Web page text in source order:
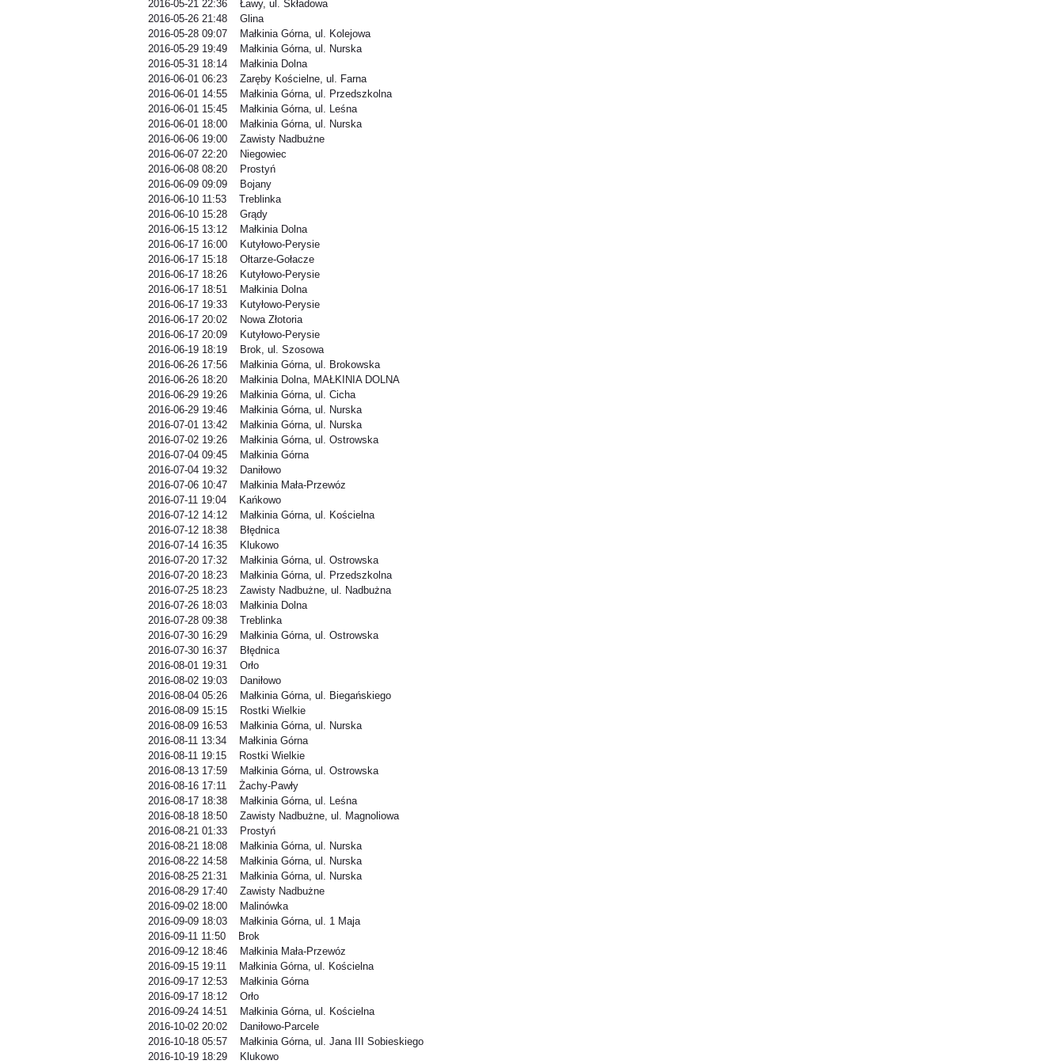
2016-05-21 22:36 Ławy, ul. Składowa
2016-05-26 21:48 Glina
2016-05-28 09:07 Małkinia Górna, ul. Kolejowa
2016-05-29 19:49 Małkinia Górna, ul. Nurska
2016-05-31 18:14 Małkinia Dolna
2016-06-01 06:23 Zaręby Kościelne, ul. Farna
2016-06-01 14:55 Małkinia Górna, ul. Przedszkolna
2016-06-01 15:45 Małkinia Górna, ul. Leśna
2016-06-01 18:00 Małkinia Górna, ul. Nurska
2016-06-06 19:00 Zawisty Nadbużne
2016-06-07 22:20 Niegowiec
2016-06-08 08:20 Prostyń
2016-06-09 09:09 Bojany
2016-06-10 11:53 Treblinka
2016-06-10 15:28 Grądy
2016-06-15 13:12 Małkinia Dolna
2016-06-17 16:00 Kutyłowo-Perysie
2016-06-17 15:18 Ołtarze-Gołacze
2016-06-17 18:26 Kutyłowo-Perysie
2016-06-17 18:51 Małkinia Dolna
2016-06-17 19:33 Kutyłowo-Perysie
2016-06-17 20:02 Nowa Złotoria
2016-06-17 20:09 Kutyłowo-Perysie
2016-06-19 18:19 Brok, ul. Szosowa
2016-06-26 17:56 Małkinia Górna, ul. Brokowska
2016-06-26 18:20 Małkinia Dolna, MAŁKINIA DOLNA
2016-06-29 19:26 Małkinia Górna, ul. Cicha
2016-06-29 19:46 Małkinia Górna, ul. Nurska
2016-07-01 13:42 Małkinia Górna, ul. Nurska
2016-07-02 19:26 Małkinia Górna, ul. Ostrowska
2016-07-04 09:45 Małkinia Górna
2016-07-04 19:32 Daniłowo
2016-07-06 10:47 Małkinia Mała-Przewóz
2016-07-11 19:04 Kańkowo
2016-07-12 14:12 Małkinia Górna, ul. Kościelna
2016-07-12 18:38 Błędnica
2016-07-14 16:35 Klukowo
2016-07-20 17:32 Małkinia Górna, ul. Ostrowska
2016-07-20 18:23 Małkinia Górna, ul. Przedszkolna
2016-07-25 18:23 Zawisty Nadbużne, ul. Nadbużna
2016-07-26 18:03 Małkinia Dolna
2016-07-28 09:38 Treblinka
2016-07-30 16:29 Małkinia Górna, ul. Ostrowska
2016-07-30 16:37 Błędnica
2016-08-01 19:31 Orło
2016-08-02 19:03 Daniłowo
2016-08-04 05:26 Małkinia Górna, ul. Biegańskiego
2016-08-09 15:15 Rostki Wielkie
2016-08-09 16:53 Małkinia Górna, ul. Nurska
2016-08-11 13:34 Małkinia Górna
2016-08-11 19:15 Rostki Wielkie
2016-08-13 17:59 Małkinia Górna, ul. Ostrowska
2016-08-16 17:11 Żachy-Pawły
2016-08-17 18:38 Małkinia Górna, ul. Leśna
2016-08-18 18:50 Zawisty Nadbużne, ul. Magnoliowa
2016-08-21 01:33 Prostyń
2016-08-21 18:08 Małkinia Górna, ul. Nurska
2016-08-22 14:58 Małkinia Górna, ul. Nurska
2016-08-25 21:31 Małkinia Górna, ul. Nurska
2016-08-29 17:40 Zawisty Nadbużne
2016-09-02 18:00 Malinówka
2016-09-09 18:03 Małkinia Górna, ul. 1 Maja
2016-09-11 11:50 Brok
2016-09-12 18:46 Małkinia Mała-Przewóz
2016-09-15 19:11 Małkinia Górna, ul. Kościelna
2016-09-17 12:53 Małkinia Górna
2016-09-17 18:12 Orło
2016-09-24 14:51 Małkinia Górna, ul. Kościelna
2016-10-02 20:02 Daniłowo-Parcele
2016-10-18 05:57 Małkinia Górna, ul. Jana III Sobieskiego
2016-10-19 18:29 Klukowo